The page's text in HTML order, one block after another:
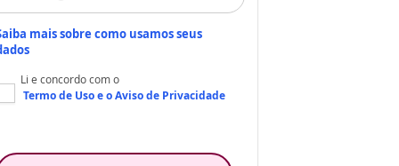
mais sobre como usamos seus
Li e concordo com o
Termo de Usoe oAviso de Privacidade